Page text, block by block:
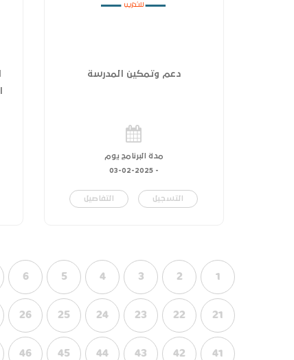
دعم وتمكين المدرسة
مدة البرنامج يوم
-
03-02-2025
التسجيل التفاصيل
1
2
3
4
5
6
21
22
23
24
25
26
41
42
43
44
45
46